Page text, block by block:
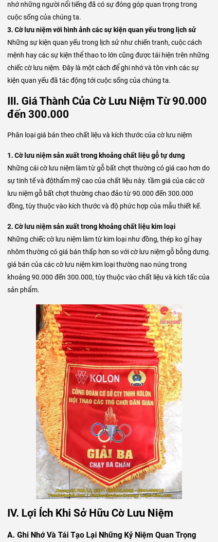
nhớ những người nổi tiếng đã có sự đóng góp quan trọng trong
cuộc sống của chúng ta.
3. Cờ lưu niệm với hình ảnh các sự kiện quan yếu trong lịch sử
Những sự kiện quan yếu trong lịch sử như chiến tranh, cuộc cách
mệnh hay các sự kiện thể thao to lớn cũng được tái hiện trên những
chiếc cờ lưu niệm. Đây là một cách để ghi nhớ và tôn vinh các sự
kiện quan yếu đã tác động tới cuộc sống của chúng ta.
III. Giá Thành Của Cờ Lưu Niệm Từ90.000
đến 300.000
Phân loại giá bán theo chất liệu và kích thước của cờ lưu niệm
1. Cờ lưu niệm sản xuất trong khoảng chất liệu gỗ tự dưng
Những cái cờ lưu niệm làm từ gỗ bất chợt thường có giá cao hơn do
sự tinh tế và độthẩm mỹ cao của chất liệu này. tầm giá của các cờ
lưu niệm gỗ bất chợt thường chao đảo từ90.000 đến 300.000
đồng, tùy thuộc vào kích thước và độ phức hợp của mẫu thiết kế.
2. Cờ lưu niệm sản xuất trong khoảng chất liệu kim loại
Những chiếc cờ lưu niệm làm từ kim loại như đồng, thép ko gỉ hay
nhôm thường có giá bán thấp hơn so với cờ lưu niệm gỗ bỗng dưng.
giá bán của các cờ lưu niệm kim loại thường nao núng trong
khoảng 90.000 đến 300.000, tùy thuộc vào chất liệu và kích tấc của
sản phẩm.
IV. Lợi Ích Khi Sở Hữu Cờ Lưu Niệm
A. Ghi Nhớ Và Tái Tạo Lại Những Kỷ Niệm Quan Trọng